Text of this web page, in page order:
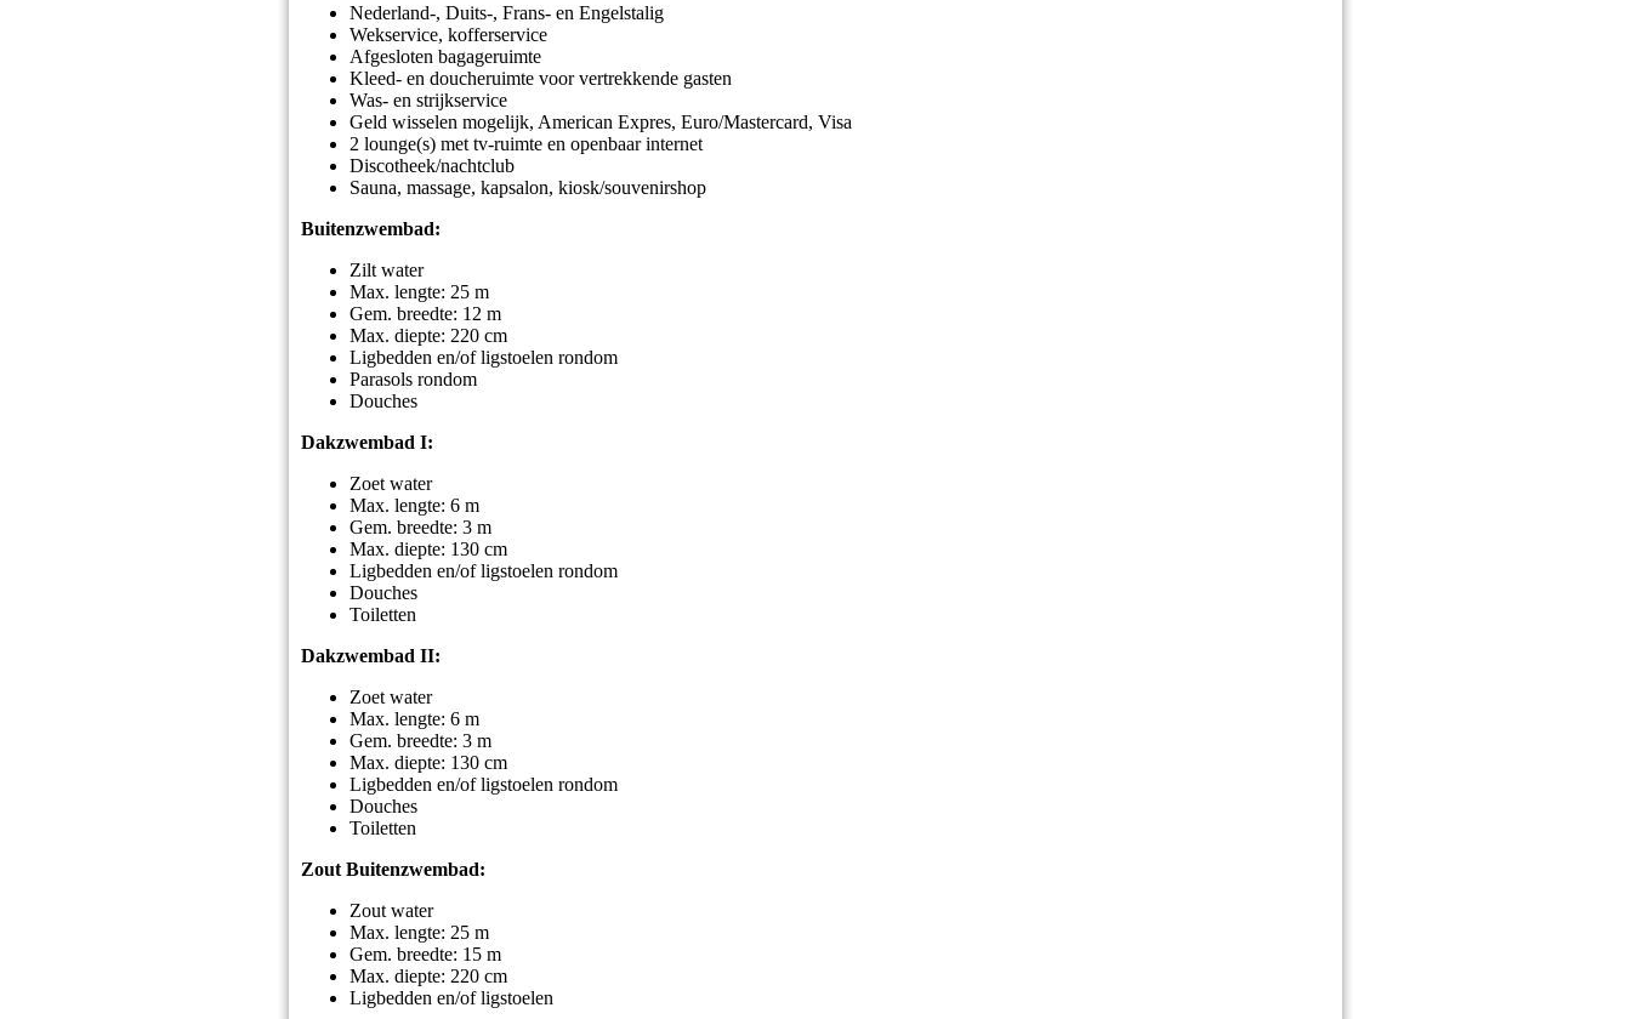
Nederland-, Duits-, Frans- en Engelstalig
Wekservice, kofferservice
Afgesloten bagageruimte
Kleed- en doucheruimte voor vertrekkende gasten
Was- en strijkservice
Geld wisselen mogelijk, American Expres, Euro/Mastercard, Visa
2 lounge(s) met tv-ruimte en openbaar internet
Discotheek/nachtclub
Sauna, massage, kapsalon, kiosk/souvenirshop
Buitenzwembad:
Zilt water
Max. lengte: 25 m
Gem. breedte: 12 m
Max. diepte: 220 cm
Ligbedden en/of ligstoelen rondom
Parasols rondom
Douches
Dakzwembad I:
Zoet water
Max. lengte: 6 m
Gem. breedte: 3 m
Max. diepte: 130 cm
Ligbedden en/of ligstoelen rondom
Douches
Toiletten
Dakzwembad II:
Zoet water
Max. lengte: 6 m
Gem. breedte: 3 m
Max. diepte: 130 cm
Ligbedden en/of ligstoelen rondom
Douches
Toiletten
Zout Buitenzwembad:
Zout water
Max. lengte: 25 m
Gem. breedte: 15 m
Max. diepte: 220 cm
Ligbedden en/of ligstoelen